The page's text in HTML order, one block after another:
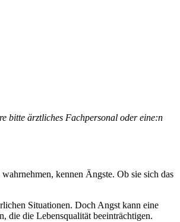
bitte ärztliches Fachpersonal oder eine:n
kennen Ängste. Ob sie sich das
Situationen. Doch Angst kann eine
die die Lebensqualität beeinträchtigen.